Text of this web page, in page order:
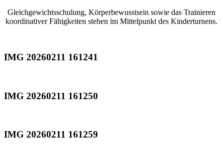
Gleichgewichtsschulung, Körperbewusstsein sowie das Trainieren
koordinativer Fähigkeiten stehen im Mittelpunkt des Kinderturnens.
IMG 20260211 161241
IMG 20260211 161250
IMG 20260211 161259